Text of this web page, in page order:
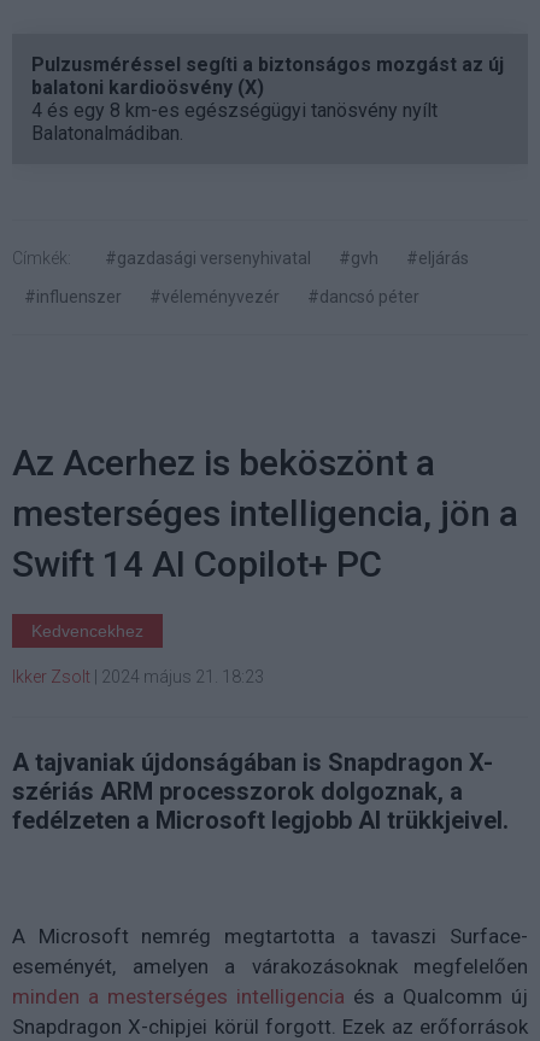
Pulzusméréssel segíti a biztonságos mozgást az új
balatoni kardioösvény (X)
4 és egy 8 km-es egészségügyi tanösvény nyílt
Balatonalmádiban.
Címkék: #gazdasági versenyhivatal #gvh
#eljárás
#influenszer
#véleményvezér #dancsó péter
Az Acerhez is beköszönt a
mesterséges intelligencia, jön a
Swift 14 AI Copilot+ PC
Kedvencekhez
Ikker Zsolt 2024 május 21. 18:23
A tajvaniak újdonságában is Snapdragon X-
szériás ARM processzorok dolgoznak, a
fedélzeten a Microsoft legjobb AI trükkjeivel.
A Microsoft nemrég megtartotta a tavaszi Surface-
eseményét, amelyen a várakozásoknak megfelelően
minden a mesterséges intelligencia és a Qualcomm új
Snapdragon X-chipjei körül forgott. Ezek az erőforrások